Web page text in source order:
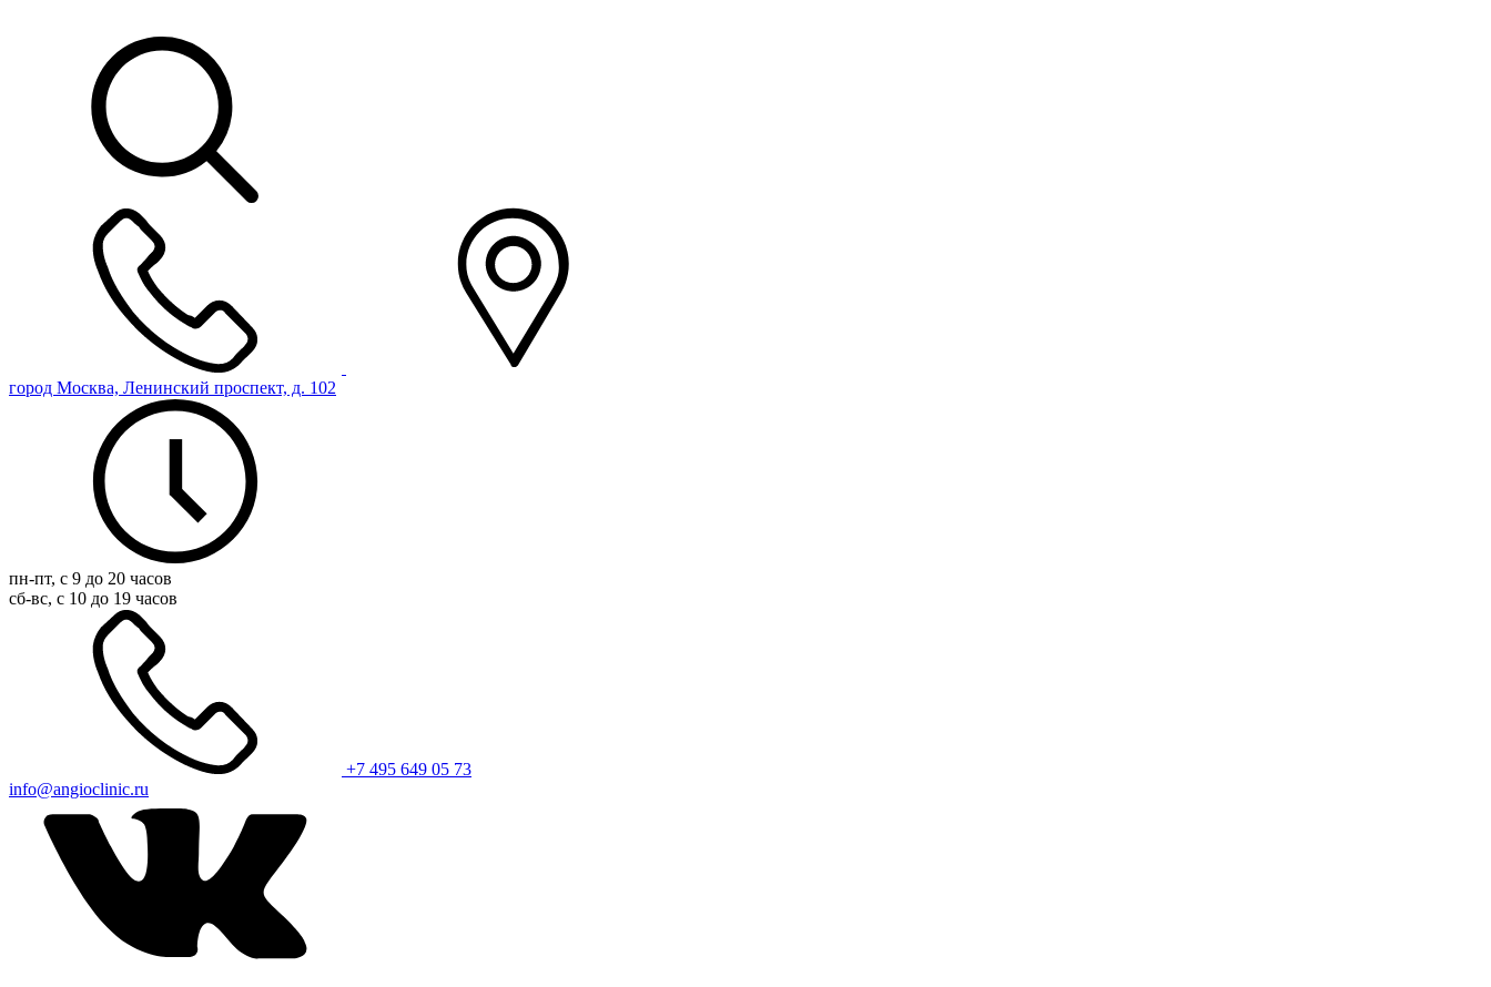
город Москва, Ленинский проспект, д. 102
пн-пт, с 9 до 20 часов
сб-вс, с 10 до 19 часов
+7 495 649 05 73
info@angioclinic.ru